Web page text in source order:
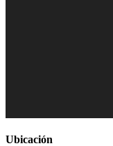
Ubicación